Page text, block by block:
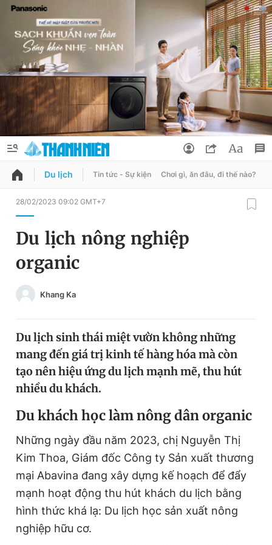
QUẢNG CÁO
Chuyên mục khác
Tin thị trường Tin 360
Video
Sản phẩm khác
Tiện ích Bạn cần biết
Thông tin tòa soạn Liên hệ quảng cáo
Đổi mật khẩu
Tin đã lưu
Tin đã xem
Đăng xuất
Du lịch Tin tức - Sự kiện Chơi gì, ăn đâu, đi thế nào?
28/02/2023 09:02 GMT+7
Du lịch nông nghiệp
organic
Khang Ka
Du lịch sinh thái miệt vườn không những
mang đến giá trị kinh tế hàng hóa mà còn
tạo nên hiệu ứng du lịch mạnh mẽ, thu hút
nhiều du khách.
Du khách học làm nông dân organic
Những ngày đầu năm 2023, chị Nguyễn Thị
Kim Thoa, Giám đốc Công ty Sản xuất thương
mại Abavina đang xây dựng kế hoạch để đẩy
mạnh hoạt động thu hút khách du lịch bằng
hình thức khá lạ: Du lịch học sản xuất nông
nghiệp hữu cơ.